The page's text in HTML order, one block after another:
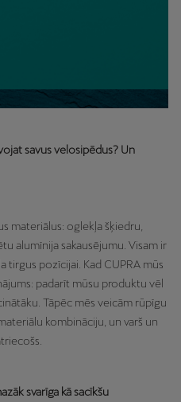
savus velosipēdus? Un
materiālus: oglekļa šķiedru,
alumīnija sakausējumu. Visam ir
tirgus pozīcijai. Kad CUPRA mūs
padarīt mūsu produktu vēl
Tāpēc mēs veicām rūpīgu
kombināciju, un varš un
svarīga kā sacīkšu